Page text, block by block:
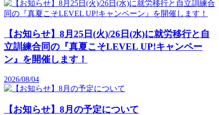
【お知らせ】8月25日(火)/26日(水)に就労移行と自
立訓練合同の『真夏こそLEVEL UP!キャンペー
ン』を開催します！
2026/08/04
【お知らせ】8月の予定について